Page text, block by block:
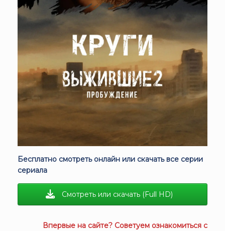
Бесплатно смотреть онлайн или скачать все серии
сериала
Смотреть или скачать (Full HD)
Впервые на сайте? Советуем ознакомиться с